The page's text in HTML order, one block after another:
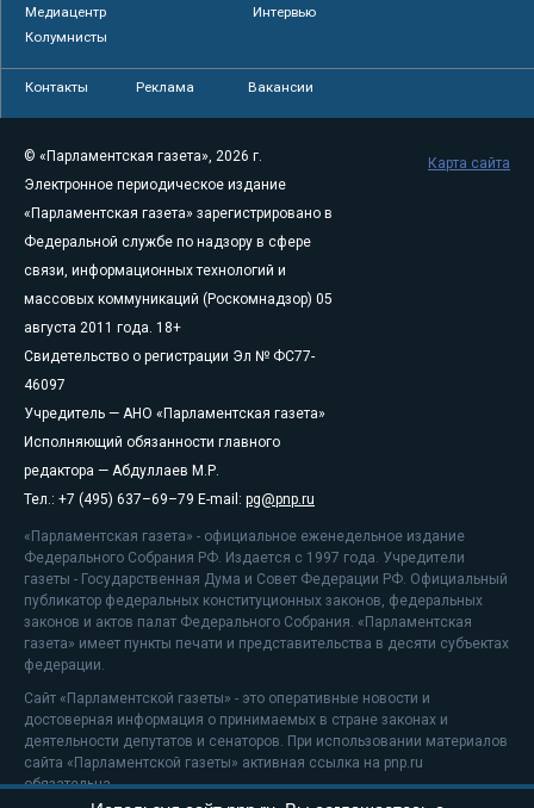
Медиацентр
Интервью
Колумнисты
Контакты Реклама Вакансии
© «Парламентская газета», 2026 г.
Электронное периодическое издание
«Парламентская газета» зарегистрировано в
Федеральной службе по надзору в сфере
связи, информационных технологий и
массовых коммуникаций (Роскомнадзор) 05
августа 2011 года. 18+
Свидетельство о регистрации Эл № ФС77-
46097
Учредитель — АНО «Парламентская газета»
Исполняющий обязанности главного
редактора — Абдуллаев М.Р.
Тел.: +7 (495) 637–69–79 E-mail: pg@pnp.ru
«Парламентская газета» - официальное еженедельное издание
Федерального Собрания РФ. Издается с 1997 года. Учредители
газеты - Государственная Дума и Совет Федерации РФ. Официальный
публикатор федеральных конституционных законов, федеральных
законов и актов палат Федерального Собрания. «Парламентская
газета» имеет пункты печати и представительства в десяти субъектах
федерации.
Сайт «Парламентской газеты» - это оперативные новости и
достоверная информация о принимаемых в стране законах и
деятельности депутатов и сенаторов. При использовании материалов
сайта «Парламентской газеты» активная ссылка на pnp.ru
обязательна.
Карта сайта